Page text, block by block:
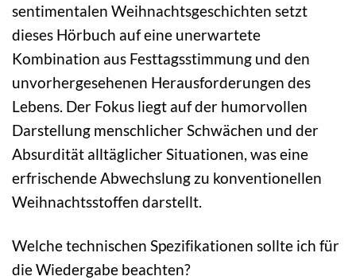
sentimentalen Weihnachtsgeschichten setzt
dieses Hörbuch auf eine unerwartete
Kombination aus Festtagsstimmung und den
unvorhergesehenen Herausforderungen des
Lebens. Der Fokus liegt auf der humorvollen
Darstellung menschlicher Schwächen und der
Absurdität alltäglicher Situationen, was eine
erfrischende Abwechslung zu konventionellen
Weihnachtsstoffen darstellt.
Welche technischen Spezifikationen sollte ich für
die Wiedergabe beachten?